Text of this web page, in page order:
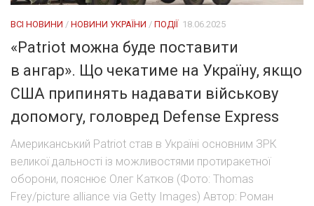
ВСІ НОВИНИ / НОВИНИ УКРАЇНИ / ПОДІЇ 18.06.2025
«Patriot можна буде поставити
в ангар». Що чекатиме на Україну, якщо
США припинять надавати військову
допомогу, головред Defense Express
Американський Patriot став в Україні основним ЗРК
великої дальності із можливостями протиракетної
оборони, пояснює Олег Катков (Фото: Thomas
Frey/picture alliance via Getty Images) Автор: Роман